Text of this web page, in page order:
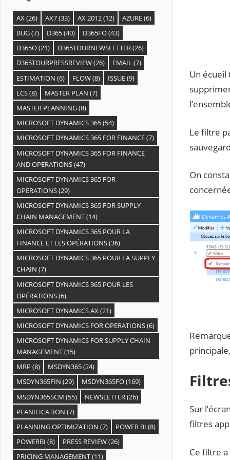
Un écueil
Le filtre
On
Sur
filtres
Ce filtre
AX(26) AX7(33) AX 2012(12) AZURE(6)
BUG(7) D365(40) D365FO(43)
D365O(21) D365TOURNEWSLETTER(26)
D365TOURPRESSREVIEW(26) EMAIL(7)
ESTIMATION (6) FLOW(8) ISSUE(9)
LCS(8) MASTER PLAN (7)
MASTER PLANNING(8)
MICROSOFT DYNAMICS 365(54)
MICROSOFT DYNAMICS 365 FOR FINANCE(7)
MICROSOFT DYNAMICS 365 FOR FINANCE
AND OPERATIONS(47)
MICROSOFT DYNAMICS 365 FOR
OPERATIONS(29)
MICROSOFT DYNAMICS 365 FOR SUPPLY
CHAIN MANAGEMENT(14)
MICROSOFT DYNAMICS 365 POUR LA
FINANCE ET LES OPÉRATIONS(36)
MICROSOFT DYNAMICS 365 POUR LA SUPPLY
CHAIN (7)
MICROSOFT DYNAMICS 365 POUR LES
OPÉRATIONS(6)
MICROSOFT DYNAMICS AX(21)
MICROSOFT DYNAMICS FOR OPERATIONS(6)
MICROSOFT DYNAMICS FOR SUPPLY CHAIN
MANAGEMENT(15)
MRP (8) MSDYN365(24)
MSDYN365FIN (29) MSDYN365FO(169)
MSDYN365SCM (55) NEWSLETTER(26)
PLANIFICATION (7)
PLANNING OPTIMIZATION (7) POWER BI (8)
POWERBI (8) PRESS REVIEW(26)
PRICING MANAGEMENT(11)